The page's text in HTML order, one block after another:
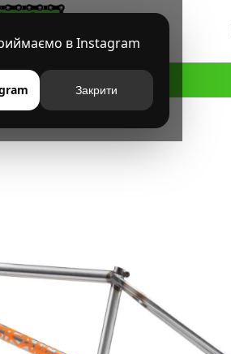
в Instagram
Закрити
РАМЫ